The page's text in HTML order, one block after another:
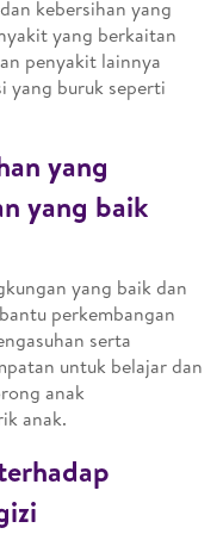
kebersihan yang
yang berkaitan
penyakit lainnya
yang buruk seperti
yang
yang baik
yang baik dan
perkembangan
serta
untuk belajar dan
anak
anak.